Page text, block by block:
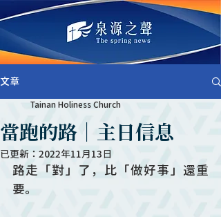
文章
當跑的路│主日信息
Tainan Holiness Church
已更新： 2022年11月13日
路走「對」了，比「做好事」還重
要。